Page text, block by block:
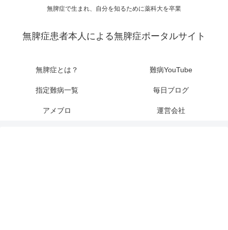
無脾症で生まれ、自分を知るために薬科大を卒業
無脾症患者本人による無脾症ポータルサイト
無脾症とは？ 難病YouTube
指定難病一覧 毎日ブログ
アメブロ 運営会社